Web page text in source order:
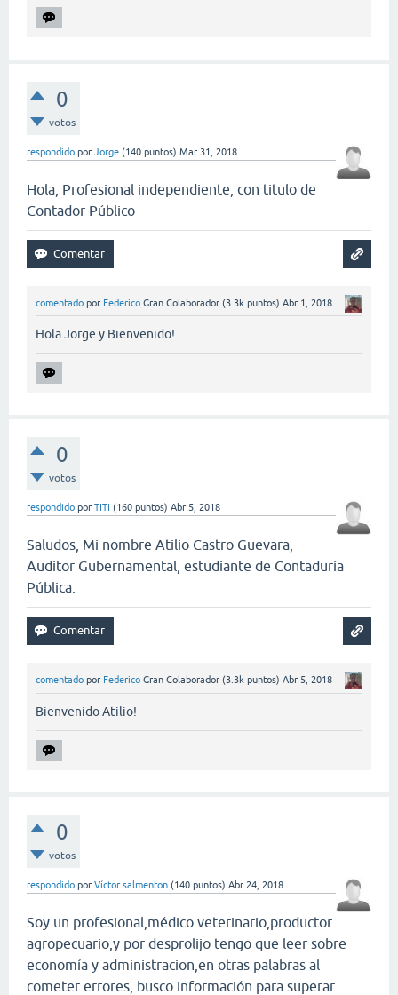
0
votos
respondido por Jorge (140 puntos) Mar 31, 2018
Hola, Profesional independiente, con titulo de
Contador Público
comentado por Federico Gran Colaborador (3.3k puntos) Abr 1, 2018
Hola Jorge y Bienvenido!
0
votos
respondido por TITI (160 puntos) Abr 5, 2018
Saludos, Mi nombre Atilio Castro Guevara,
Auditor Gubernamental, estudiante de Contaduría
Pública.
comentado por Federico Gran Colaborador (3.3k puntos) Abr 5, 2018
Bienvenido Atilio!
0
votos
respondido por Víctor salmenton (140 puntos) Abr 24, 2018
Soy un profesional,médico veterinario,productor
agropecuario,y por desprolijo tengo que leer sobre
economía y administracion,en otras palabras al
cometer errores, busco información para superar